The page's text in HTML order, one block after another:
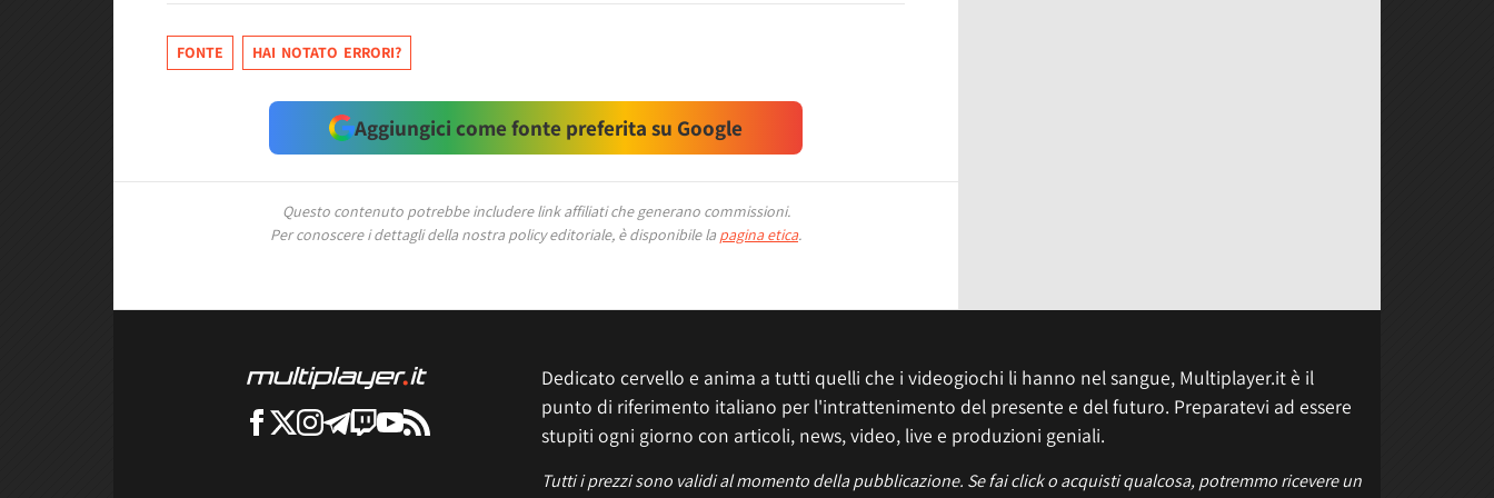
FONTE HAI NOTATO ERRORI?
Aggiungici come fonte preferita su Google
Questo contenuto potrebbe includere link affiliati che generano commissioni.
Per conoscere i dettagli della nostra policy editoriale, è disponibile la pagina etica.
Dedicato cervello e anima a tutti quelli che i videogiochi li hanno nel sangue, Multiplayer.it è il
punto di riferimento italiano per l'intrattenimento del presente e del futuro. Preparatevi ad essere
stupiti ogni giorno con articoli, news, video, live e produzioni geniali.
Tutti i prezzi sono validi al momento della pubblicazione. Se fai click o acquisti qualcosa, potremmo ricevere un